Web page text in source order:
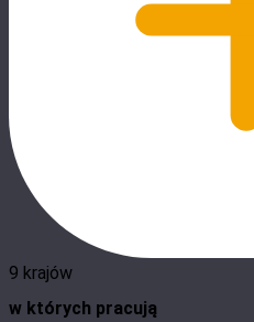
9 krajów
w których pracują